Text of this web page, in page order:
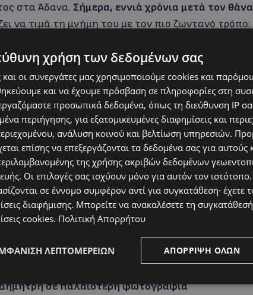
στα Άδανα. Σήμερα, εννιά χρόνια μετά τον
να τιμά τη μνήμη του με τον πιο ζωντανό τρόπο:
άφησε πίσω του, για να θυμίζει πως οι άνθρωποι
δεν χάνονται ποτέ πραγματικά.
σε παλαιότερη φωτογραφία
χρήση των δεδομένων σας
και οι συνεργάτες μας χρησιμοποιούμε cookies και
και να έχουμε πρόσβαση σε πληροφορίες στη
προσωπικά δεδομένα, όπως τη διεύθυνση IP
περιήγησης, για εξατομικευμένες διαφημίσεις και
ανάλυση κοινού και βελτίωση υπηρεσιών.
επίσης να επεξεργάζονται τα δεδομένα σας για
της χρήσης ακριβών δεδομένων
Οι επιλογές σας ισχύουν μόνο για αυτόν τον
σε έννομο συμφέρον αντί για συγκατάθεση· έχετε
διαφήμισης. Μπορείτε να ανακαλέσετε τη
cookies. Πολιτική Απορρήτου
ΑΠΌΡΡΙΨΗ ΌΛΩΝ
ΛΕΠΤΟΜΕΡΕΙΏΝ